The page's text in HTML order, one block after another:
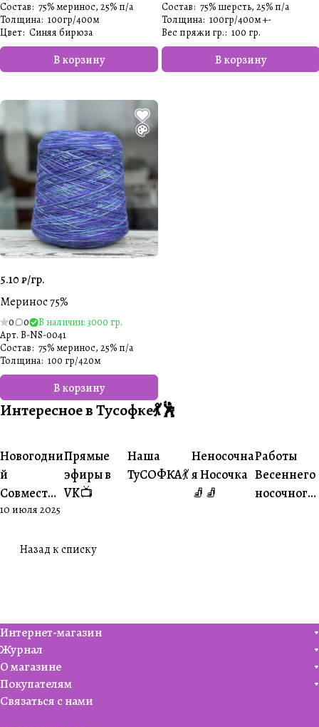
В корзину
Состав: 75% меринос, 25% п/а
Толщина: 100гр/400м
Цвет: Синяя бирюза
В корзину
Состав: 75% шерсть, 25% п/а
Толщина: 100гр/400м +-
Вес пряжи гр.: 100 гр.
5.10 ₽/гр.
Меринос 75%
0 0
В наличии: 3000 гр.
Арт. B-NS-0041
В корзину
Состав: 75% меринос, 25% п/а
Толщина: 100 гр/420м
Интересное в Тусофке💃🕺
#Совместники
Новогодни
й
Совместни
к🎄
10 июля 2025
#Житуха
Прямые
эфиры в
VK📺
#Совместники
Наша
ТуСОФКА💃
#Ваше
творчество
Неносочна
я Носочка
🧦🧦
#Ваше
Работы
Весеннего
носочного
Назад к списку
Интернет-магазин
Журнал
О магазине
Покупателям
Связаться с нами